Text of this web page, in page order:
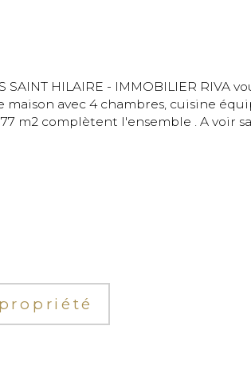
avec 4 chambres, cuisine
m2 complètent l'ensemble . A voir